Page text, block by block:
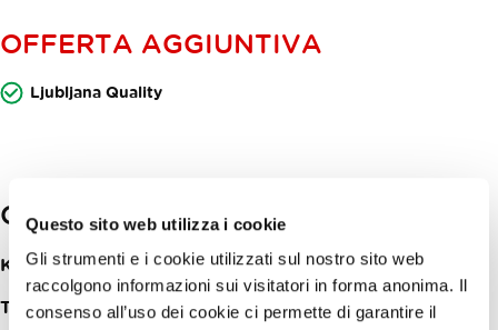
Questo sito web utilizza i cookie
Gli strumenti e i cookie utilizzati sul nostro sito web
raccolgono informazioni sui visitatori in forma anonima. Il
consenso all’uso dei cookie ci permette di garantire il
OFFERTA AGGIUNTIVA
Ljubljana Quality
Contatti
Koprska ulica 92 1000 Ljubljana
Telefon:+386 (0)1 244 16 34, +386 (0)40 551 155